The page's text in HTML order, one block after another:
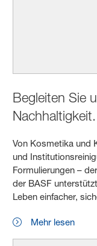
Begleiten Sie
Nachhaltigkeit.
Von Kosmetika und
und
Formulierungen –
der BASF
Leben einfacher,
Mehr lesen